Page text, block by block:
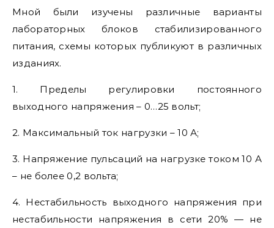
Мной были изучены различные варианты
лабораторных блоков стабилизированного
питания, схемы которых публикуют в различных
изданиях.
1. Пределы регулировки постоянного
выходного напряжения – 0…25 вольт;
2. Максимальный ток нагрузки – 10 А;
3. Напряжение пульсаций на нагрузке током 10 А
– не более 0,2 вольта;
4. Нестабильность выходного напряжения при
нестабильности напряжения в сети 20% — не